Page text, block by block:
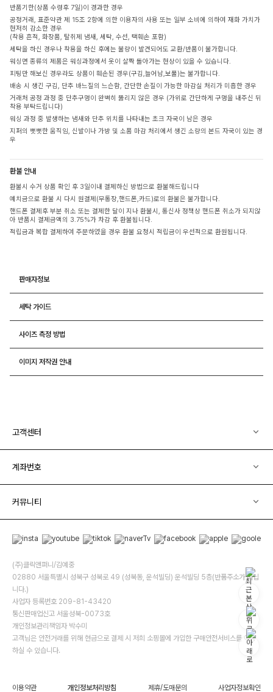
반품기한(상품 수령후 7일)이 경과한 경우
공정거래, 표준약관 제 15조 2항에 의한 이용자의 사용 또는 일부 소비에 의하여 재화 가치가
현저히 감소한 경우
(착용 흔적, 화장품, 탈취제 냄새, 세탁, 수선, 택훼손 포함)
세탁을 하신 경우나 착용을 하신 후에는 불량이 발견되어도 교환/반품이 불가합니다.
워싱면 종류의 제품은 워싱과정에서 옷이 살짝 돌아가는 현상이 있을 수 있습니다.
피팅만 해보신 경우라도 상품이 훼손된 경우(구김,늘어남,보풀)는 불가합니다.
배송 시 생긴 구김, 단추 바느질의 느슨함, 간단한 손질이 가능한 마감실 처리가 미흡한 경우
거래처 공정 과정 중 단추구멍이 완벽히 뚫리지 않은 경우 (가위로 간단하게 구멍을 내주신 뒤
착용 부탁드립니다)
워싱 과정 중 발생하는 냄새와 단추 위치를 나타내는 초크 자국이 남은 경우
지퍼의 뻣뻣한 움직임, 신발이나 가방 및 소품 마감 처리에서 생긴 소량의 본드 자국이 있는 경
우
환불 안내
환불시 수거 상품 확인 후 3일이내 결제하신 방법으로 환불해드립니다
예치금으로 환불 시 다시 원결제(무통장,핸드폰,카드)로의 환불은 불가합니다.
핸드폰 결제후 부분 취소 또는 결제한 달이 지나 환불시, 통신사 정책상 핸드폰 취소가 되지않
아 반품시 결제금액의 3.75%가 차감 후 환불됩니다.
적립금과 복합 결제하여 주문하였을 경우 환불 요청시 적립금이 우선적으로 환원됩니다.
판매자정보
세탁 가이드
사이즈 측정 방법
이미지 저작권 안내
고객센터
계좌번호
커뮤니티
(주)클릭앤퍼니/김예중
02880 서울특별시 성북구 성북로 49 (성북동, 운석빌딩) 운석빌딩 5층(반품주소가 아닙
니다.)
사업자 등록번호 209-81-43420
통신판매업신고 서울성북-0073호
개인정보관리책임자 박수미
고객님은 안전거래를 위해 현금으로 결제 시 저희 소핑몰에 가입한 구매안전서비스를 이용
하실 수 있습니다.
이용약관 개인정보처리방침 제휴/도매문의 사업자정보확인